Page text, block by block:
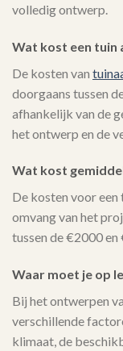
volledig ontwerp.
Wat kost een tuin
De kosten van
doorgaans tussen
afhankelijk van de
het ontwerp en de
Wat kost
De kosten voor
omvang van het
tussen de €2000
Waar moet je op
Bij het ontwerpen
verschillende
klimaat, de